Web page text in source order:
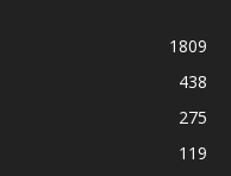
1809
438
275
119